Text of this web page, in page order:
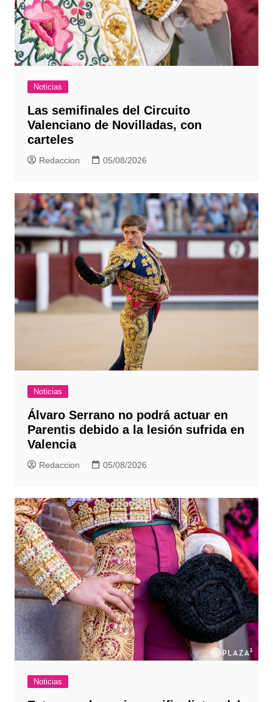
Noticias
Las semifinales del Circuito
Valenciano de Novilladas, con
carteles
Redaccion 05/08/2026
Noticias
Álvaro Serrano no podrá actuar en
Parentis debido a la lesión sufrida en
Valencia
Redaccion 05/08/2026
Noticias